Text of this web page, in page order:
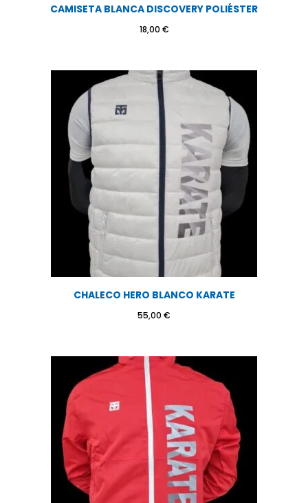
CAMISETA BLANCA DISCOVERY POLIÉSTER
18,00 €
CHALECO HERO BLANCO KARATE
55,00 €